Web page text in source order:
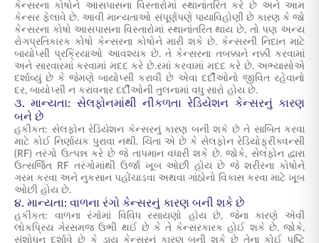
કેન્સરના કોષોને આસપાસના વિસ્તારોમાં સ્થાનાંતરિત કરે છે અને આમ
કેન્સર ફેલાવે છે. આવી માન્યતાઓ સંપૂર્ણપણે પાયાવિહોણી છે કારણ કે જો
કેન્સરના કોષો આસપાસના વિસ્તારોમાં સ્થાનાંતરિત થાય છે, તો પણ અન્ય
રોગપ્રતિકારક કોષો કેન્સરના કોષોને મારી શકે છે. કેન્સરની નિદાન માટે
બાયોપ્સી પ્રક્રિયાઓ આવશ્યક છે. તે કેન્સરના તબક્કાને નક્કી કરવામાં
અને સારવારમાં કરવામાં મદદ કરે છે.રમાં કરવામાં મદદ કરે છે. અભ્યાસોએ
દર્શાવ્યું છે કે જેમણે બાયોપ્સી કરાવી છે એવા દર્દીઓનો જીવિત રહેવાનો
દર, બાયોપ્સી ન કરાવનાર દર્દીઓની તુલનામાં વધુ સારો હોય છે.
૩. માન્યતા: સેલફોનમાંથી નીકળતા રેડિયેશન કેન્સરનું કારણ
બને છે
હકીકત: સેલફોન રેડિયેશન કેન્સરનું કારણ બની શકે છે તે સાબિત કરવા
માટે કોઈ નિર્ણાયક પુરાવા નથી. ચિંતા એ છે કે સેલફોન રેડિયોફ્રીક્વન્સી
(RF) તરંગો ઉત્પન્ન કરે છે જે તાપમાન વધારી શકે છે. જોકે, સેલફોન દ્વારા
ઉત્સર્જિત RF તરંગોમાંથી ઉર્જા ખૂબ ઓછી હોય છે જે શરીરના કોષોને
ગરમ કરવા અને નુકસાન પહોંચાડવા અથવા ગાંઠોનો વિકાસ કરવા માટે ખૂબ
ઓછી હોય છે.
૪. માન્યતા: વાળના રંગો કેન્સરનું કારણ બની શકે છે
હકીકત: વાળના રંગોમાં વિવિધ રસાયણો હોય છે, જેના કારણે એવી
લોકપ્રિય ગેરસમજ ઉભી થઈ છે કે તે કેન્સરકારક હોઈ શકે છે. જોકે,
સંશોધન દર્શાવે છે કે ડાય કેન્સરનું કારણ બની શકે છે તેના કોઈ પુષ્ટિ